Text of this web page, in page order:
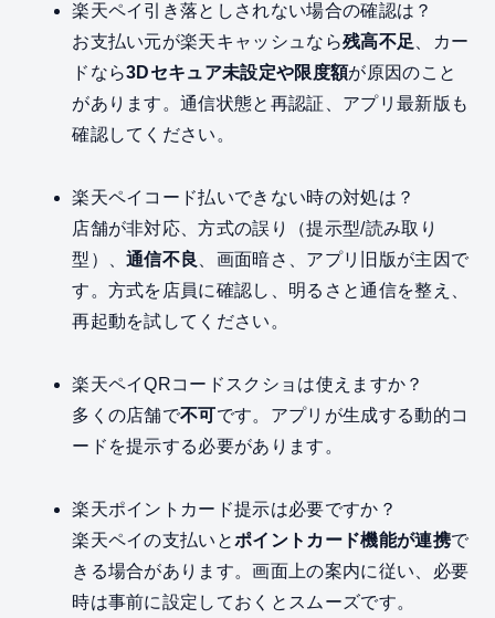
楽天ペイ引き落としされない場合の確認は？
お支払い元が楽天キャッシュなら残高不足、カー
ドなら3Dセキュア未設定や限度額が原因のこと
があります。通信状態と再認証、アプリ最新版も
確認してください。
楽天ペイコード払いできない時の対処は？
店舗が非対応、方式の誤り（提示型/読み取り
型）、通信不良
、画面暗さ、アプリ旧版が主因で
す。方式を店員に確認し、明るさと通信を整え、
再起動を試してください。
楽天ペイQRコードスクショは使えますか？
多くの店舗で不可です。アプリが生成する動的コ
ードを提示する必要があります。
楽天ポイントカード提示は必要ですか？
楽天ペイの支払いとポイントカード機能が連携で
きる場合があります。画面上の案内に従い、必要
時は事前に設定しておくとスムーズです。